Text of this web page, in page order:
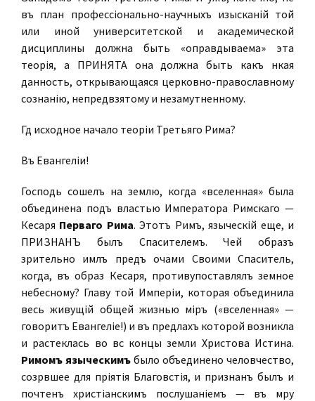
въ планѣ профессіонально-научныхъ изысканій той
или иной университетской и академической
дисциплины должна быть «оправдываема» эта
теорія, а ПРИНЯТА она должна быть какъ нѣкая
данность, открывающаяся церковно-православному
сознанію, непредвзятому и незамутненному.
Гдѣ исходное начало теоріи Третьяго Рима?
Въ Евангеліи!
Господь сошелъ на землю, когда «вселенная» была
объединена подъ властью Императора Римскаго —
Кесаря Перваго Рима. Этотъ Римъ, языческій еще, и
ПРИЗНАНЪ былъ Спасителемъ. Чей образъ
зрительно имѣлъ предъ очами Своими Спаситель,
когда, въ образѣ Кесаря, противупоставлялъ земное
небесному? Главу той Имперіи, которая объединила
весь живущій общей жизнью міръ («вселенная» —
говоритъ Евангеліе!) и въ предѣлахъ которой возникла
и растеклась во всѣ концы земли Христова Истина.
Римомъ языческимъ было объединено человѣчество,
созрѣвшее для пріятія Благовѣстія, и признанъ былъ и
почтенъ христіанскимъ послушаніемъ — въ мѣру